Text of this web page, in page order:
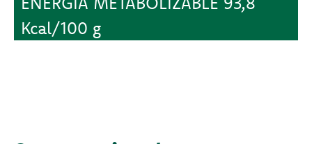
Kcal/100 g